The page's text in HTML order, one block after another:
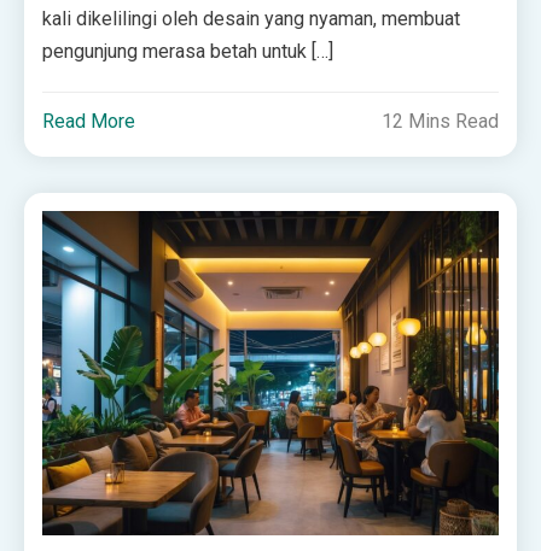
kali dikelilingi oleh desain yang nyaman, membuat
pengunjung merasa betah untuk […]
Read More 12 Mins Read